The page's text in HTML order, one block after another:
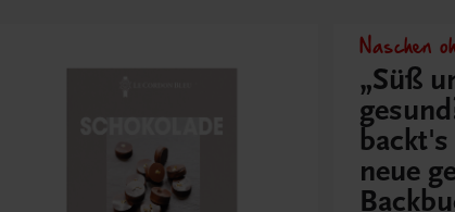
Naschen
„Süß
backt's
neue